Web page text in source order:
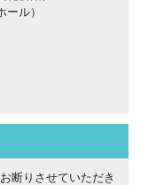
ル）
断りさせていただき